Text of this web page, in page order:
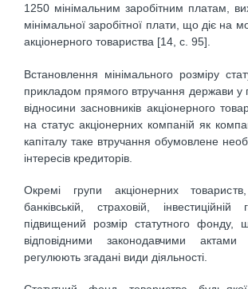
1250 мінімальним заробітним платам,
мінімальної заробітної плати, що діє на
акціонерного товариства [14, с. 95].
Встановлення мінімального розміру
прикладом прямого втручання держави у
відносини засновників акціонерного
на статус акціонерних компаній як
капіталу таке втручання обумовлене
інтересів кредиторів.
Окремі групи акціонерних
банківській, страховій,
підвищений розмір статутного фонду,
відповідними законодавчими актами
регулюють згадані види діяльності.